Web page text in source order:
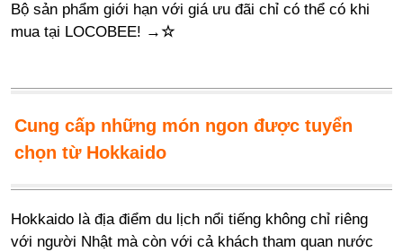
Bộ sản phẩm giới hạn với giá ưu đãi chỉ có thể có khi
mua tại LOCOBEE! →☆
Cung cấp những món ngon được tuyển
chọn từ Hokkaido
Hokkaido là địa điểm du lịch nổi tiếng không chỉ riêng
với người Nhật mà còn với cả khách tham quan nước